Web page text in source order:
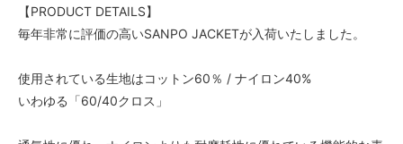
【PRODUCT DETAILS】
毎年非常に評価の高いSANPO JACKETが入荷いたしました。
使用されている生地はコットン60％ / ナイロン40%
いわゆる「60/40クロス」